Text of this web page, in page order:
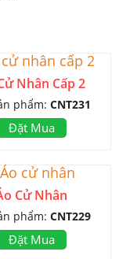
Nhân Cấp 2
phẩm: CNT231
Đặt Mua
Cử Nhân
phẩm: CNT229
Đặt Mua